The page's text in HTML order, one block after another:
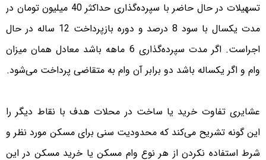
تسهیلات در حال حاضر با سپرده‌گذاری حداکثر 40 میلیون تومان در
مدت یکسال با سود 8 درصد و دوره بازپرداخت 12 ساله در حال
اجراست. اگر مدت سپرده‌گذاری 6 ماهه باشد معادل همان میزان
وام و اگر یکساله باشد دو برابر آن وام به متقاضی پرداخت می‌شود.
عشایری تفاوت خرید یا ساخت در محلات هدف با نقاط دیگر را
این گونه تشریح می‌کند که محدودیت سنی برای مسکن مورد نظر و
شرط استفاده نکردن از هر نوع وام مسکن یا خرید مسکن در این